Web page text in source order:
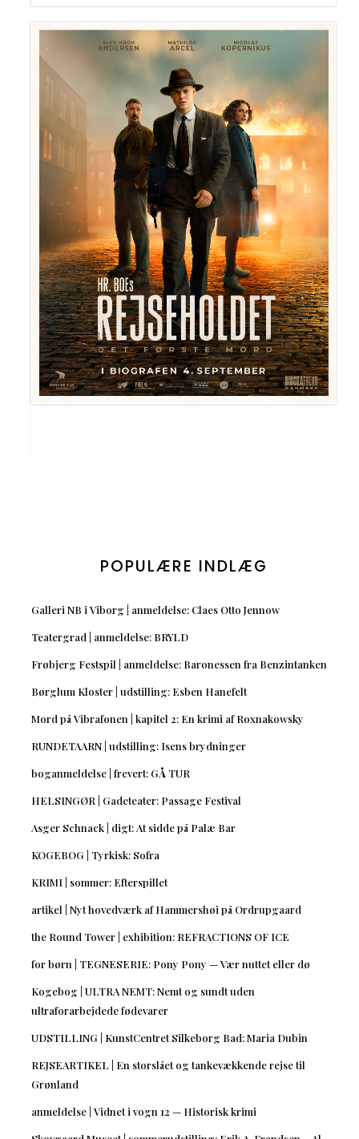
POPULÆRE INDLÆG
Galleri NB i Viborg | anmeldelse: Claes Otto Jennow
Teatergrad | anmeldelse: BRYLD
Frøbjerg Festspil | anmeldelse: Baronessen fra Benzintanken
Børglum Kloster | udstilling: Esben Hanefelt
Mord på Vibrafonen | kapitel 2: En krimi af Roxnakowsky
RUNDETAARN | udstilling: Isens brydninger
boganmeldelse | frevert: GÅ TUR
HELSINGØR | Gadeteater: Passage Festival
Asger Schnack | digt: At sidde på Palæ Bar
KOGEBOG | Tyrkisk: Sofra
KRIMI | sommer: Efterspillet
artikel | Nyt hovedværk af Hammershøi på Ordrupgaard
the Round Tower | exhibition: REFRACTIONS OF ICE
for børn | TEGNESERIE: Pony Pony — Vær nuttet eller dø
Kogebog | ULTRA NEMT: Nemt og sundt uden
ultraforarbejdede fødevarer
UDSTILLING | KunstCentret Silkeborg Bad: Maria Dubin
REJSEARTIKEL | En storslået og tankevækkende rejse til
Grønland
anmeldelse | Vidnet i vogn 12 — Historisk krimi